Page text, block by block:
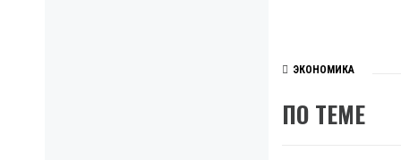
ЭКОНОМИКА
ПО ТЕМЕ